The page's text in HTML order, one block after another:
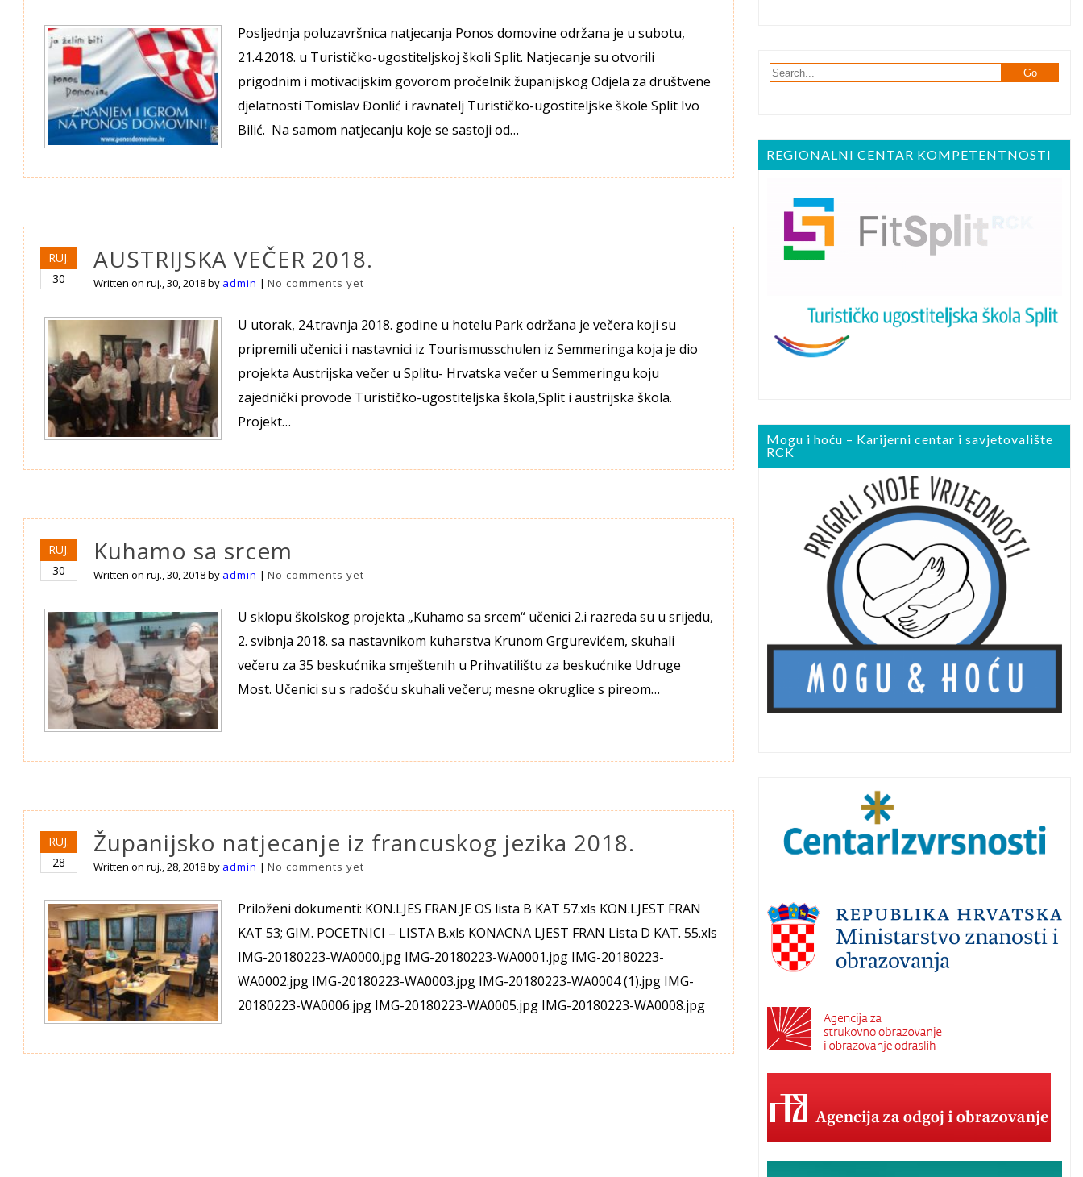
Posljednja poluzavršnica natjecanja Ponos domovine održana je u subotu,
21.4.2018. u Turističko-ugostiteljskoj školi Split. Natjecanje su otvorili
prigodnim i motivacijskim govorom pročelnik županijskog Odjela za društvene
djelatnosti Tomislav Đonlić i ravnatelj Turističko-ugostiteljske škole Split Ivo
Bilić. Na samom natjecanju koje se sastoji od…
RUJ.
30
AUSTRIJSKA VEČER 2018.
Written onruj., 30, 2018by admin |No comments yet
U utorak, 24.travnja 2018. godine u hotelu Park održana je večera koji su
pripremili učenici i nastavnici iz Tourismusschulen iz Semmeringa koja je dio
projekta Austrijska večer u Splitu- Hrvatska večer u Semmeringu koju
zajednički provode Turističko-ugostiteljska škola,Split i austrijska škola.
Projekt…
RUJ.
30
Kuhamo sa srcem
Written onruj., 30, 2018by admin |No comments yet
U sklopu školskog projekta „Kuhamo sa srcem“ učenici 2.i razreda su u srijedu,
2. svibnja 2018. sa nastavnikom kuharstva Krunom Grgurevićem, skuhali
večeru za 35 beskućnika smještenih u Prihvatilištu za beskućnike Udruge
Most. Učenici su s radošću skuhali večeru; mesne okruglice s pireom…
RUJ.
28
Županijsko natjecanje iz francuskog jezika 2018.
Written onruj., 28, 2018by admin |No comments yet
Priloženi dokumenti: KON.LJES FRAN.JE OS lista B KAT 57.xls KON.LJEST FRAN
KAT 53; GIM. POCETNICI – LISTA B.xls KONACNA LJEST FRAN Lista D KAT. 55.xls
IMG-20180223-WA0000.jpg IMG-20180223-WA0001.jpg IMG-20180223-
WA0002.jpg IMG-20180223-WA0003.jpg IMG-20180223-WA0004 (1).jpg IMG-
20180223-WA0006.jpg IMG-20180223-WA0005.jpg IMG-20180223-WA0008.jpg
REGIONALNI CENTAR KOMPETENTNOSTI
Mogu i hoću – Karijerni centar i savjetovalište
RCK